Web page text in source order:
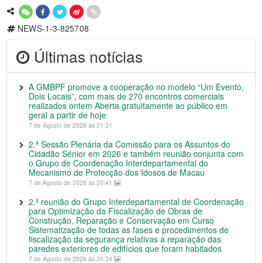
NEWS-1-3-825708
Últimas notícias
A GMBPF promove a cooperação no modelo “Um Evento,
Dois Locais”, com mais de 270 encontros comerciais
realizados ontem Aberta gratuitamente ao público em
geral a partir de hoje
7 de Agosto de 2026 às 21:31
2.ª Sessão Plenária da Comissão para os Assuntos do
Cidadão Sénior em 2026 e também reunião conjunta com
o Grupo de Coordenação Interdepartamental do
Mecanismo de Protecção dos Idosos de Macau
7 de Agosto de 2026 às 20:41
2.ª reunião do Grupo Interdepartamental de Coordenação
para Optimização da Fiscalização de Obras de
Construção, Reparação e Conservação em Curso
Sistematização de todas as fases e procedimentos de
fiscalização da segurança relativas a reparação das
paredes exteriores de edifícios que foram habitados
7 de Agosto de 2026 às 20:34